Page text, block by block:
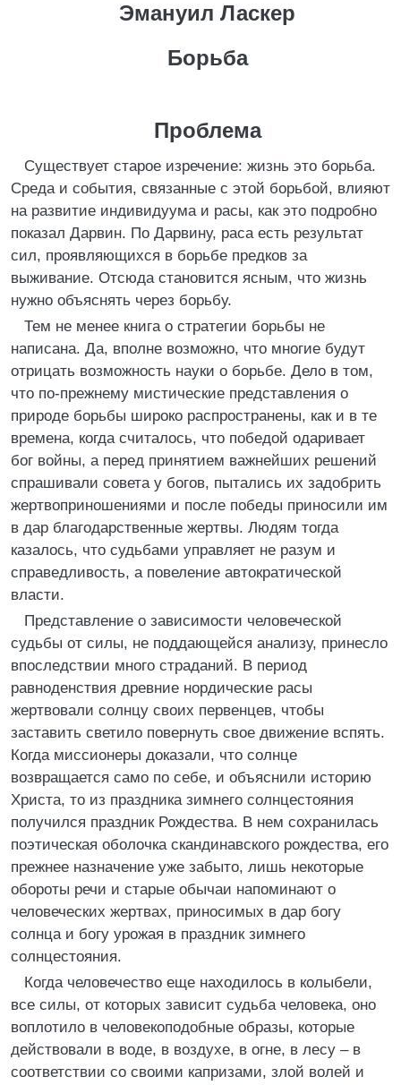
Эмануил Ласкер
Борьба
Проблема
Существует старое изречение: жизнь это борьба.
Среда и события, связанные с этой борьбой, влияют
на развитие индивидуума и расы, как это подробно
показал Дарвин. По Дарвину, раса есть результат
сил, проявляющихся в борьбе предков за
выживание. Отсюда становится ясным, что жизнь
нужно объяснять через борьбу.
Тем не менее книга о стратегии борьбы не
написана. Да, вполне возможно, что многие будут
отрицать возможность науки о борьбе. Дело в том,
что по-прежнему мистические представления о
природе борьбы широко распространены, как и в те
времена, когда считалось, что победой одаривает
бог войны, а перед принятием важнейших решений
спрашивали совета у богов, пытались их задобрить
жертвоприношениями и после победы приносили им
в дар благодарственные жертвы. Людям тогда
казалось, что судьбами управляет не разум и
справедливость, а повеление автократической
власти.
Представление о зависимости человеческой
судьбы от силы, не поддающейся анализу, принесло
впоследствии много страданий. В период
равноденствия древние нордические расы
жертвовали солнцу своих первенцев, чтобы
заставить светило повернуть свое движение вспять.
Когда миссионеры доказали, что солнце
возвращается само по себе, и объяснили историю
Христа, то из праздника зимнего солнцестояния
получился праздник Рождества. В нем сохранилась
поэтическая оболочка скандинавского рождества, его
прежнее назначение уже забыто, лишь некоторые
обороты речи и старые обычаи напоминают о
человеческих жертвах, приносимых в дар богу
солнца и богу урожая в праздник зимнего
солнцестояния.
Когда человечество еще находилось в колыбели,
все силы, от которых зависит судьба человека, оно
воплотило в человекоподобные образы, которые
действовали в воде, в воздухе, в огне, в лесу – в
соответствии со своими капризами, злой волей и